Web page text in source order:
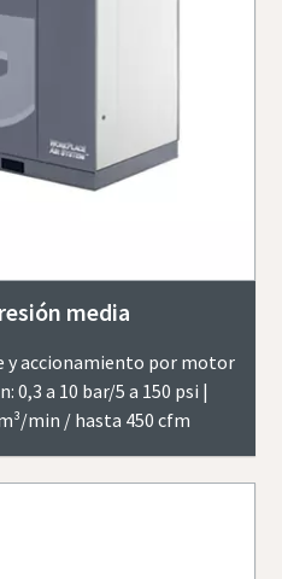
media
y accionamiento por motor
0,3 a 10 bar/5 a 150 psi |
min / hasta 450 cfm